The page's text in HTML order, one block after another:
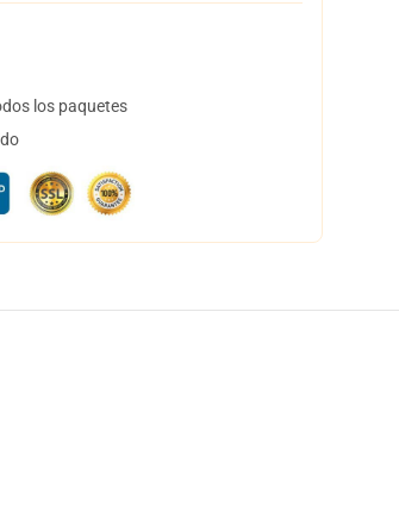
los paquetes